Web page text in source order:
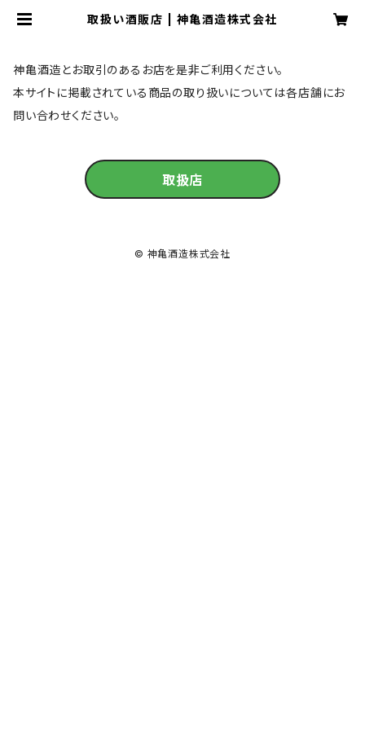
取扱い酒販店 | 神亀酒造株式会社
神亀酒造とお取引のあるお店を是非ご利用ください。
本サイトに掲載されている商品の取り扱いについては各店舗にお
問い合わせください。
取扱店
© 神亀酒造株式会社